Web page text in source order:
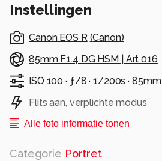
Instellingen
Canon EOS R (Canon)
85mm F1.4 DG HSM | Art 016
ISO 100 · ƒ/8 ·1/200s ·85mm
Flits aan, verplichte modus
Alle foto informatie tonen
Categorie Portret